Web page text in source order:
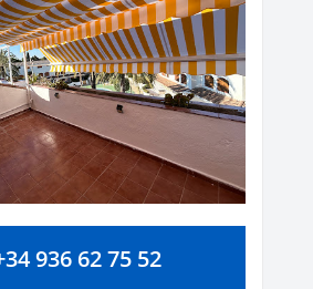
936 62 75 52